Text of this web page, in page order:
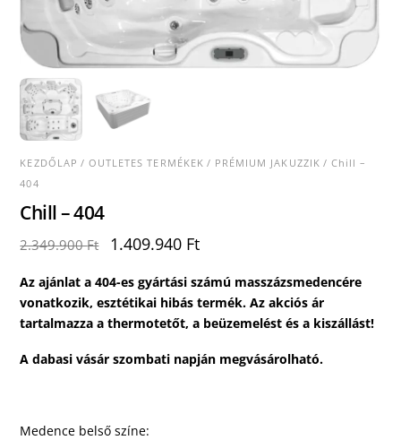
KEZDŐLAP / OUTLETES TERMÉKEK / PRÉMIUM JAKUZZIK / Chill –
404
Chill – 404
2.349.900Ft
Original
was:
2.349.900 Ft.
1.409.940 FtCurrent
is:
1.409.940 Ft.
Az ajánlat a 404-esgyártási számú masszázsmedencére
vonatkozik, esztétikai hibás termék.Az akciós ár
tartalmazza a thermotetőt, a beüzemelést és a kiszállást!
A dabasi vásár szombati napján megvásárolható.
Medence belső színe: